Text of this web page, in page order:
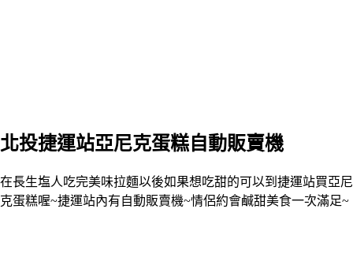
北投捷運站亞尼克蛋糕自動販賣機
在長生塩人吃完美味拉麵以後如果想吃甜的可以到捷運站買亞尼
克蛋糕喔~捷運站內有自動販賣機~情侶約會鹹甜美食一次滿足~